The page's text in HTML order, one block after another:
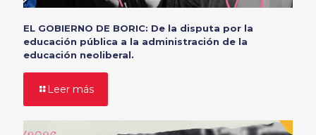
EL GOBIERNO DE BORIC: De la disputa por la
educación pública a la administración de la
educación neoliberal.
Leer más